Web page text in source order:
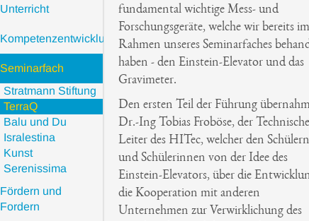
Unterricht
Kompetenzentwicklung
Seminarfach
Stratmann Stiftung
TerraQ
Balu und Du
Isralestina
Kunst
Serenissima
Fördern und
Fordern
fundamental wichtige Mess- und
Forschungsgeräte, welche wir bereits im
Rahmen unseres Seminarfaches
haben - den Einstein-Elevator und das
Gravimeter.
Den ersten Teil der Führung
Dr.-Ing Tobias Froböse, der Technische
Leiter des HITec, welcher den Schülern
und Schülerinnen von der Idee des
Einstein-Elevators, über die
die Kooperation mit anderen
Unternehmen zur Verwirklichung des